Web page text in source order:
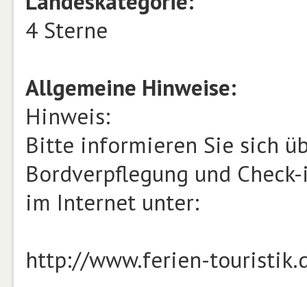
4 Sterne
Allgemeine Hinweise:
Hinweis:
Bitte informieren Sie sich
Bordverpflegung und
im Internet unter:
http://www.ferien-